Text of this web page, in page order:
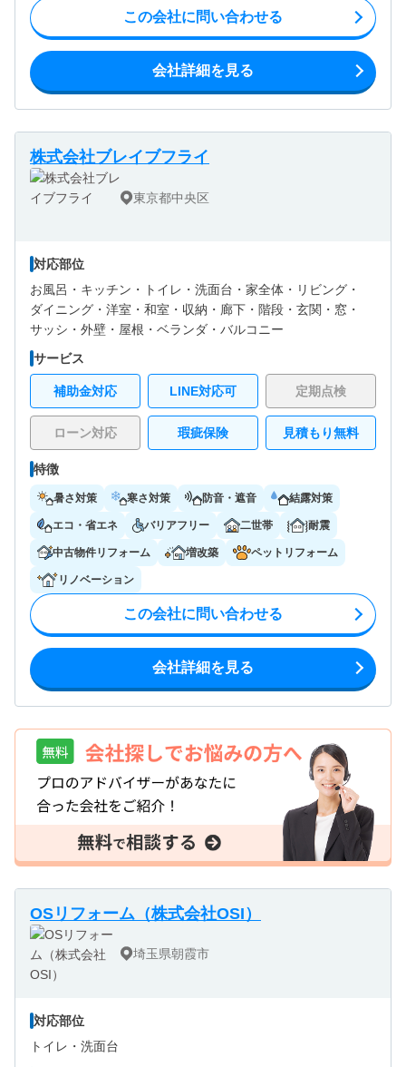
この会社に問い合わせる
会社詳細を見る
株式会社ブレイブフライ
東京都中央区
対応部位
お風呂・ キッチン・ トイレ・ 洗面台・ 家全体・ リビング・
ダイニング・ 洋室・ 和室・ 収納・ 廊下・ 階段・ 玄関・ 窓・
サッシ・ 外壁・ 屋根・ ベランダ・バルコニー
サービス
補助金対応 LINE対応可 定期点検
ローン対応 瑕疵保険 見積もり無料
特徴
暑さ対策 寒さ対策 防音・遮音 結露対策
エコ・省エネ バリアフリー 二世帯 耐震
中古物件リフォーム 増改築 ペットリフォーム
リノベーション
この会社に問い合わせる
会社詳細を見る
OSリフォーム（株式会社OSI）
埼玉県朝霞市
対応部位
トイレ・ 洗面台